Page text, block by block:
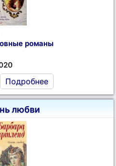
романы
Подробнее
любви